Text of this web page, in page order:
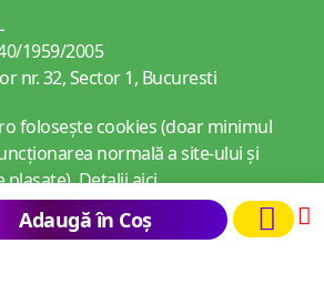
Adaugă în Coș
1959/2005
nr. 32, Sector 1, Bucuresti
folosește cookies (doar minimul
normală a site-ului și
plasate).Detalii aici